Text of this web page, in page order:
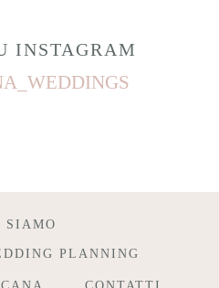
INSTAGRAM
SIAMO
PLANNING